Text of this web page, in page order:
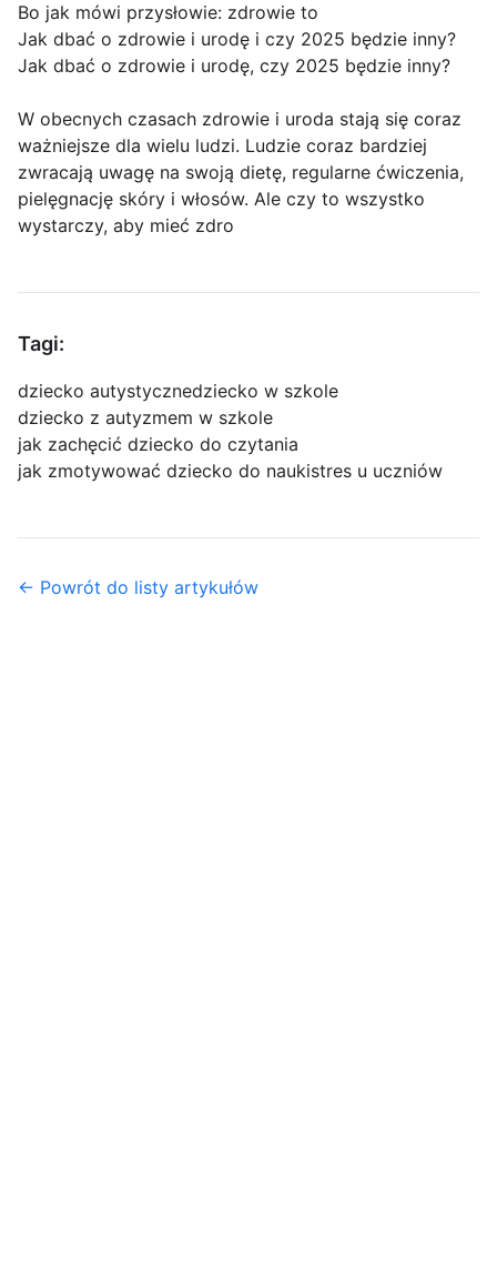
Bo jak mówi przysłowie: zdrowie to
Jak dbać o zdrowie i urodę i czy 2025 będzie inny?
Jak dbać o zdrowie i urodę, czy 2025 będzie inny?
W obecnych czasach zdrowie i uroda stają się coraz
ważniejsze dla wielu ludzi. Ludzie coraz bardziej
zwracają uwagę na swoją dietę, regularne ćwiczenia,
pielęgnację skóry i włosów. Ale czy to wszystko
wystarczy, aby mieć zdro
Tagi:
dziecko autystycznedziecko w szkole
dziecko z autyzmem w szkole
jak zachęcić dziecko do czytania
jak zmotywować dziecko do naukistres u uczniów
← Powrót do listy artykułów